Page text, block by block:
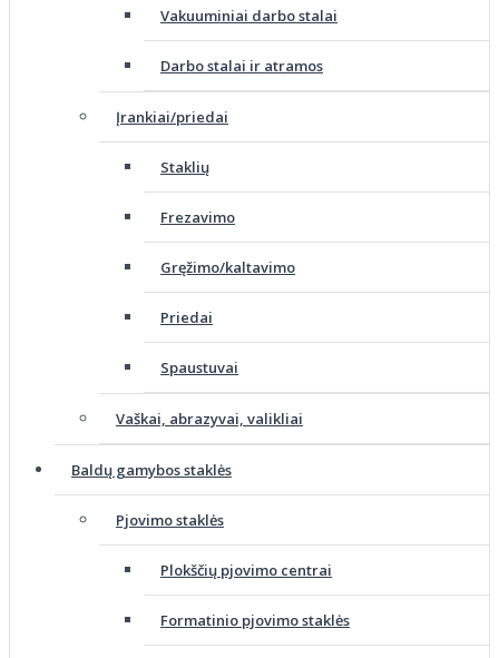
Vakuuminiai darbo stalai
Darbo stalai ir atramos
Įrankiai/priedai
Staklių
Frezavimo
Gręžimo/kaltavimo
Priedai
Spaustuvai
Vaškai, abrazyvai, valikliai
Baldų gamybos staklės
Pjovimo staklės
Plokščių pjovimo centrai
Formatinio pjovimo staklės